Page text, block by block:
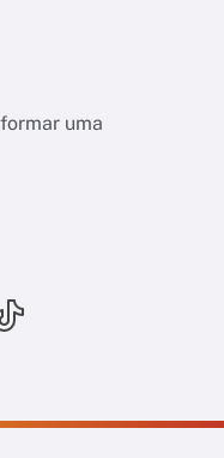
uma